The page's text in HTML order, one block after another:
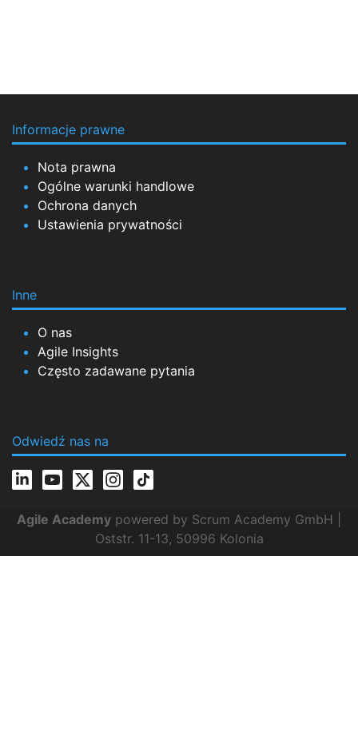
Informacje prawne
Nota prawna
Ogólne warunki handlowe
Ochrona danych
Ustawienia prywatności
Inne
O nas
Agile Insights
Często zadawane pytania
Odwiedź nas na
Agile Academy powered by Scrum Academy GmbH |
Oststr. 11-13, 50996 Kolonia